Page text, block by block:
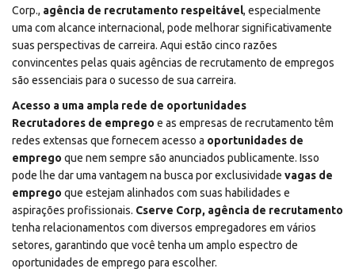
Corp., agência de recrutamento respeitável, especialmente
uma com alcance internacional, pode melhorar significativamente
suas perspectivas de carreira. Aqui estão cinco razões
convincentes pelas quais agências de recrutamento de empregos
são essenciais para o sucesso de sua carreira.
Acesso a uma ampla rede de oportunidades
Recrutadores de emprego e as empresas de recrutamento têm
redes extensas que fornecem acesso a oportunidades de
emprego que nem sempre são anunciados publicamente. Isso
pode lhe dar uma vantagem na busca por exclusividade vagas de
emprego que estejam alinhados com suas habilidades e
aspirações profissionais. Cserve Corp, agência de recrutamento
tenha relacionamentos com diversos empregadores em vários
setores, garantindo que você tenha um amplo espectro de
oportunidades de emprego para escolher.